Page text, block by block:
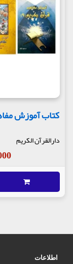
کتاب آموزش
دارالقرآن الکریم
اطلاعات